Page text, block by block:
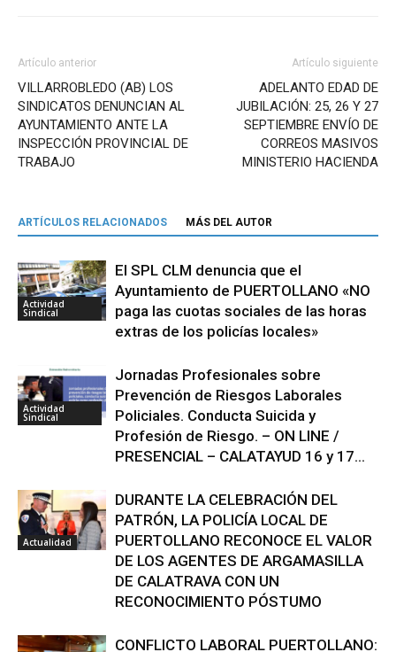
Artículo anterior
VILLARROBLEDO (AB) LOS
SINDICATOS DENUNCIAN AL
AYUNTAMIENTO ANTE LA
INSPECCIÓN PROVINCIAL DE
TRABAJO
Artículo siguiente
ADELANTO EDAD DE
JUBILACIÓN: 25, 26 Y 27
SEPTIEMBRE ENVÍO DE
CORREOS MASIVOS
MINISTERIO HACIENDA
ARTÍCULOS RELACIONADOS MÁS DEL AUTOR
Actividad
Sindical
El SPL CLM denuncia que el
Ayuntamiento de PUERTOLLANO «NO
paga las cuotas sociales de las horas
extras de los policías locales»
Actividad
Sindical
Jornadas Profesionales sobre
Prevención de Riesgos Laborales
Policiales. Conducta Suicida y
Profesión de Riesgo. – ON LINE /
PRESENCIAL – CALATAYUD 16 y 17...
Actualidad
DURANTE LA CELEBRACIÓN DEL
PATRÓN, LA POLICÍA LOCAL DE
PUERTOLLANO RECONOCE EL VALOR
DE LOS AGENTES DE ARGAMASILLA
DE CALATRAVA CON UN
RECONOCIMIENTO PÓSTUMO
CONFLICTO LABORAL PUERTOLLANO: